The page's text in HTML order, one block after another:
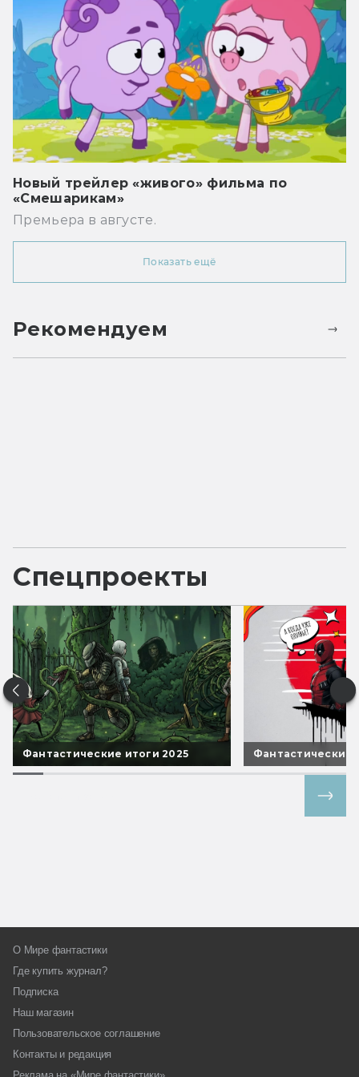
Новый трейлер «живого» фильма по
«Смешарикам»
Премьера в августе.
Показать ещё
Рекомендуем
Спецпроекты
Фантастические итоги 2025 Фантастические
О Мире фантастики
Где купить журнал?
Подписка
Наш магазин
Пользовательское соглашение
Контакты и редакция